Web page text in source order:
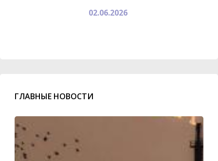
02.06.2026
ГЛАВНЫЕ НОВОСТИ